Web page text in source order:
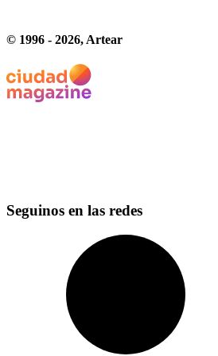
© 1996 - 2026, Artear
Seguinos en las redes